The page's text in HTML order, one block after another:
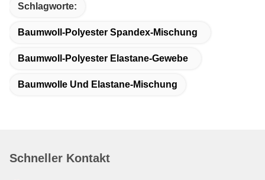
Schlagworte:
Baumwoll-Polyester Spandex-Mischung
Baumwoll-Polyester Elastane-Gewebe
Baumwolle Und Elastane-Mischung
Schneller Kontakt